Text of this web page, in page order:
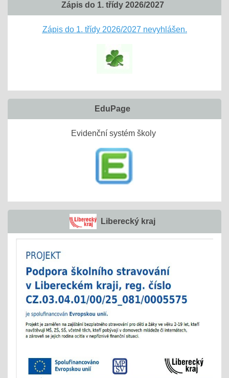
Zápis do 1. třídy 2026/2027
Zápis do 1. třídy 2026/2027 nevyhlášen.
EduPage
Evidenční systém školy
Liberecký kraj